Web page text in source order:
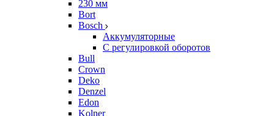
230 мм
Bort
Bosch
Аккумуляторные
С регулировкой оборотов
Bull
Crown
Deko
Denzel
Edon
Kolner